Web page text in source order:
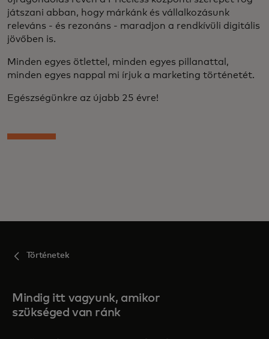
játszani abban, hogy márkánk és vállalkozásunk
releváns - és rezonáns - maradjon a rendkívüli digitális
jövőben is.
Minden egyes ötlettel, minden egyes pillanattal,
minden egyes nappal mi írjuk a marketing történetét.
Egészségünkre az újabb 25 évre!
Történetek
Mindig itt vagyunk, amikor
szükséged van ránk